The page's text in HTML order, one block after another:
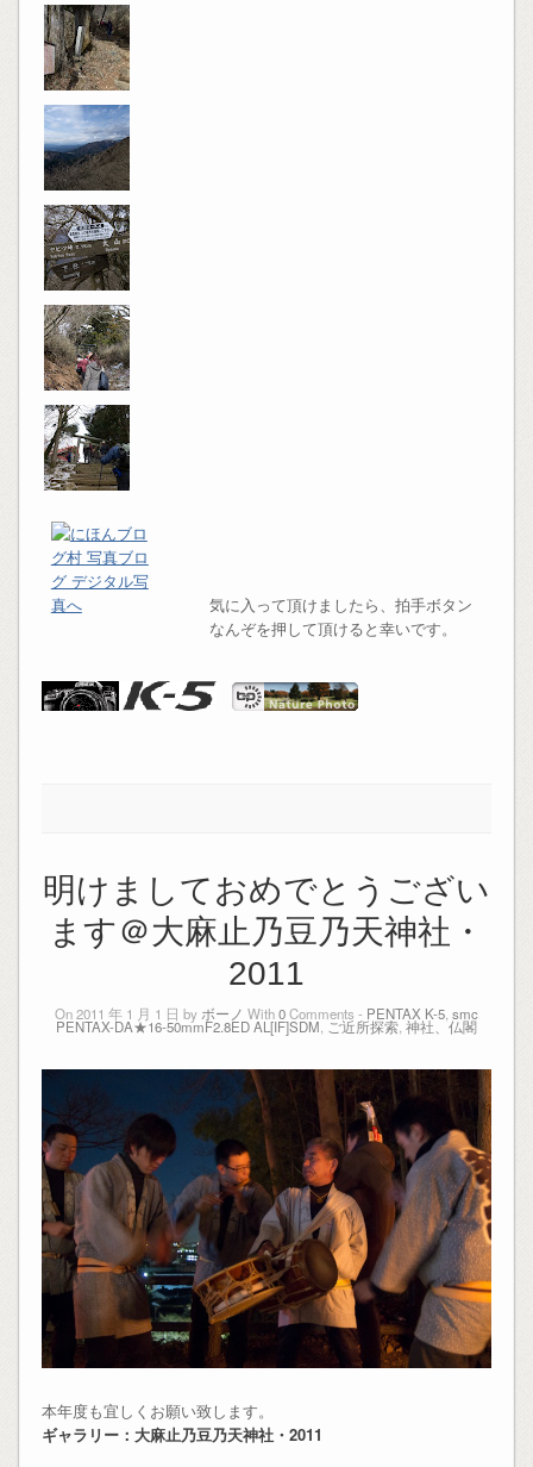
気に入って頂けましたら、拍手ボタン
なんぞを押して頂けると幸いです。
明けましておめでとうござい
ます＠大麻止乃豆乃天神社・
2011
On 2011 年 1 月 1 日 byボーノ With0Comments - PENTAX K-5, smc
PENTAX-DA★16-50mmF2.8ED AL[IF]SDM, ご近所探索, 神社、仏閣
本年度も宜しくお願い致します。
ギャラリー：大麻止乃豆乃天神社・2011